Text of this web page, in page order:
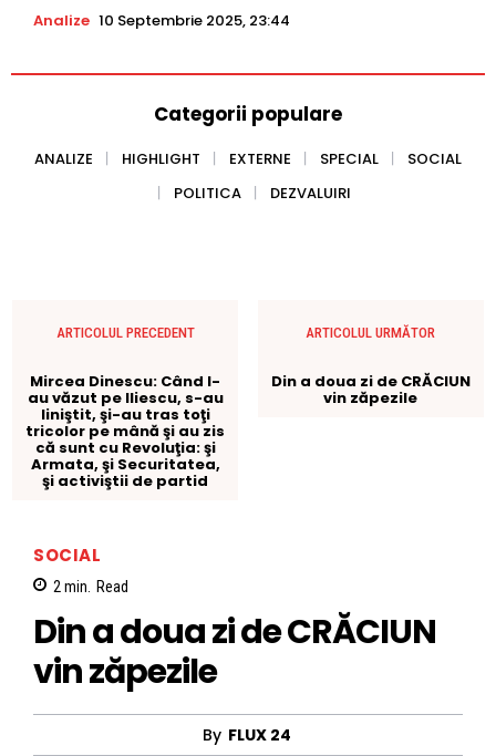
Analize 10 Septembrie 2025, 23:44
Categorii populare
ANALIZE HIGHLIGHT EXTERNE SPECIAL
SOCIAL
POLITICA
DEZVALUIRI
ARTICOLUL PRECEDENT
Mircea Dinescu: Când l-
au văzut pe Iliescu, s-au
liniştit, şi-au tras toţi
tricolor pe mână şi au zis
că sunt cu Revoluţia: şi
Armata, şi Securitatea,
şi activiştii de partid
ARTICOLUL URMĂTOR
Din a doua zi de CRĂCIUN
vin zăpezile